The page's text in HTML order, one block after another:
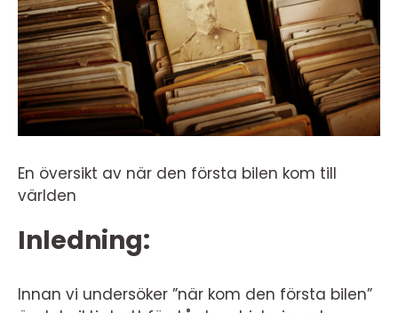
En översikt av när den första bilen kom till
världen
Inledning:
Innan vi undersöker ”när kom den första bilen”